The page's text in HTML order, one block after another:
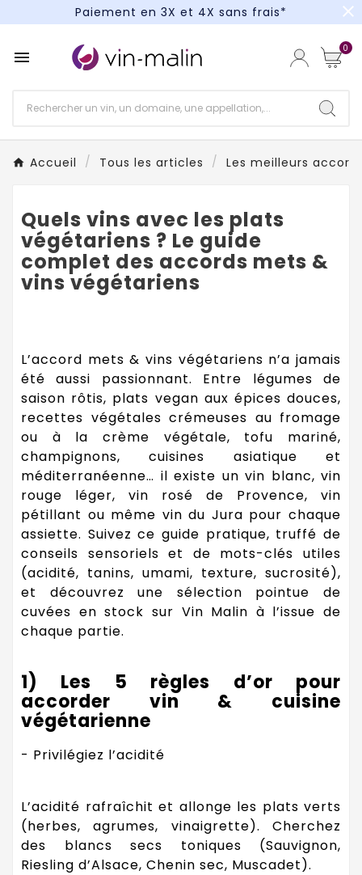
Un kit cocktail à gagner : tentez votre chance !
close
 0
Accueil Tous les articles Les meilleurs
Quels vins avec les plats
végétariens ? Le guide
complet des accords mets &
vins végétariens
L’accord mets & vins végétariens n’a jamais
été aussi passionnant. Entre légumes de
saison rôtis, plats vegan aux épices douces,
recettes végétales crémeuses au fromage
ou à la crème végétale, tofu mariné,
champignons, cuisines asiatique et
méditerranéenne… il existe un vin blanc, vin
rouge léger, vin rosé de Provence, vin
pétillant ou même vin du Jura pour chaque
assiette. Suivez ce guide pratique, truffé de
conseils sensoriels et de mots-clés utiles
(acidité, tanins, umami, texture, sucrosité),
et découvrez une sélection pointue de
cuvées en stock sur Vin Malin à l’issue de
chaque partie.
1) Les 5 règles d’or pour
accorder vin & cuisine
végétarienne
- Privilégiez l’acidité
L’acidité rafraîchit et allonge les plats verts
(herbes, agrumes, vinaigrette). Cherchez
des blancs secs toniques (Sauvignon,
Riesling d’Alsace, Chenin sec, Muscadet).